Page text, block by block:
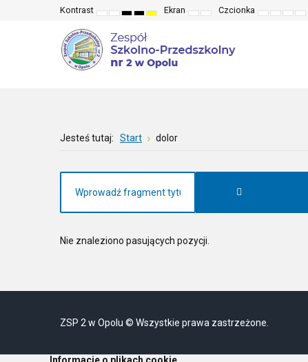
Kontrast
Default
NightHigh
black
white
mode
High
black
yellow
mode
High
mode
Ekran
FixedWide
Czcionka
SetSetMake
Set
Jesteś tutaj: Start dolor
Nie znaleziono pasujących pozycji.
ZSP 2 w Opolu © Wszystkie prawa zastrzeżone.